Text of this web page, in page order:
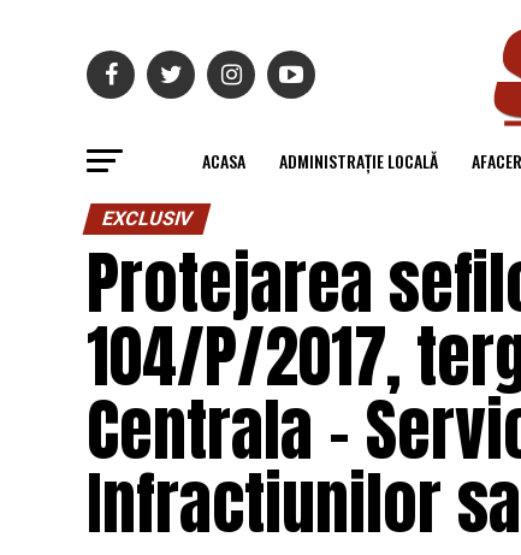
ACASA ADMINISTRAȚIE LOCALĂ
EXCLUSIV
Protejarea
104/P/2017,
Centrala –
Infractiunilor